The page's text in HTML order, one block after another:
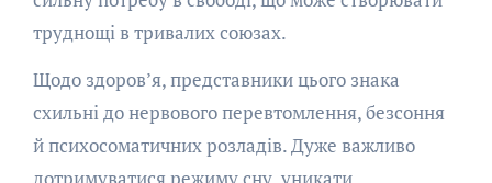
труднощі в тривалих союзах.
Щодо здоров’я, представники цього знака
схильні до нервового перевтомлення, безсоння
й психосоматичних розладів. Дуже важливо